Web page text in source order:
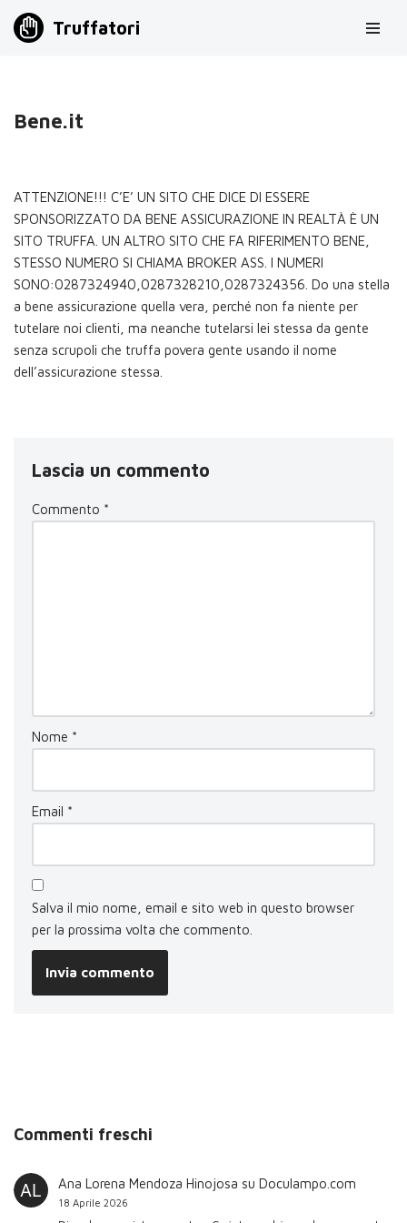
Truffatori
Bene.it
ATTENZIONE!!! C’E’ UN SITO CHE DICE DI ESSERE
SPONSORIZZATO DA BENE ASSICURAZIONE IN REALTÀ È UN
SITO TRUFFA. UN ALTRO SITO CHE FA RIFERIMENTO BENE,
STESSO NUMERO SI CHIAMA BROKER ASS. I NUMERI
SONO:0287324940,0287328210,0287324356. Do una stella
a bene assicurazione quella vera, perché non fa niente per
tutelare noi clienti, ma neanche tutelarsi lei stessa da gente
senza scrupoli che truffa povera gente usando il nome
dell’assicurazione stessa.
Lascia un commento
Commento *
Nome *
Email *
Salva il mio nome, email e sito web in questo browser
per la prossima volta che commento.
Commenti freschi
Ana Lorena Mendoza Hinojosa su Doculampo.com
18 Aprile 2026